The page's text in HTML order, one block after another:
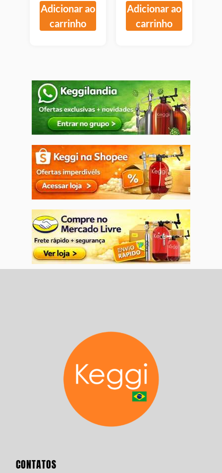
Adicionar ao
carrinho
Adicionar ao
carrinho
CONTATOS